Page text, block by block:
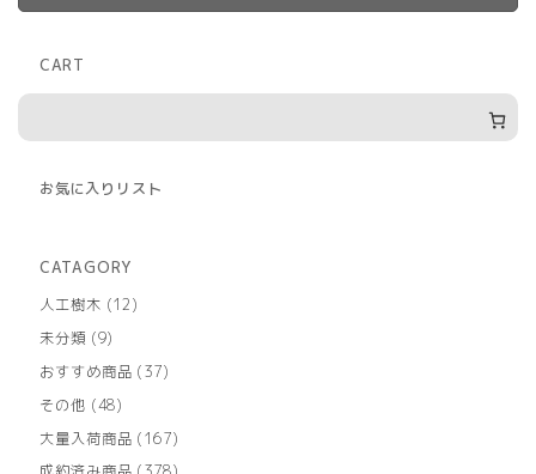
CART
お気に入りリスト
CATAGORY
人工樹木
1212
商
未分類 99
の
商
おすすめ商品 3737
商
その他 4848
の
商
大量入荷商品 167167